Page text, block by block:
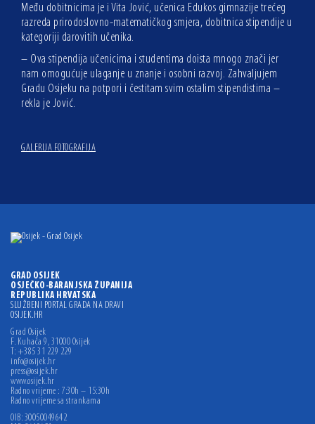
Među dobitnicima je i Vita Jović, učenica Edukos gimnazije trećeg
razreda prirodoslovno-matematičkog smjera, dobitnica stipendije u
kategoriji darovitih učenika.
– Ova stipendija učenicima i studentima doista mnogo znači jer
nam omogućuje ulaganje u znanje i osobni razvoj. Zahvaljujem
Gradu Osijeku na potpori i čestitam svim ostalim stipendistima –
rekla je Jović.
GALERIJA FOTOGRAFIJA
GRAD OSIJEK
OSJEČKO-BARANJSKA ŽUPANIJA
REPUBLIKA HRVATSKA
SLUŽBENI PORTAL GRADA NA DRAVI
OSIJEK.HR
Grad Osijek
F. Kuhača 9, 31000 Osijek
T: +385 31 229 229
info@osijek.hr
press@osijek.hr
www.osijek.hr
Radno vrijeme : 7:30h – 15:30h
Radno vrijeme sa strankama
OIB: 30050049642